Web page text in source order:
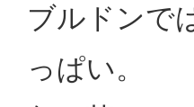
ブルドンで
っぱい。